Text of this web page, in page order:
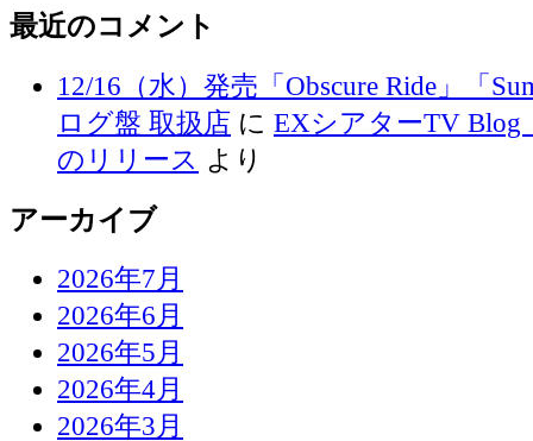
最近のコメント
12/16（水）発売「Obscure Ride」「
ログ盤 取扱店 に EXシアターTV Blog
のリリース より
アーカイブ
2026年7月
2026年6月
2026年5月
2026年4月
2026年3月